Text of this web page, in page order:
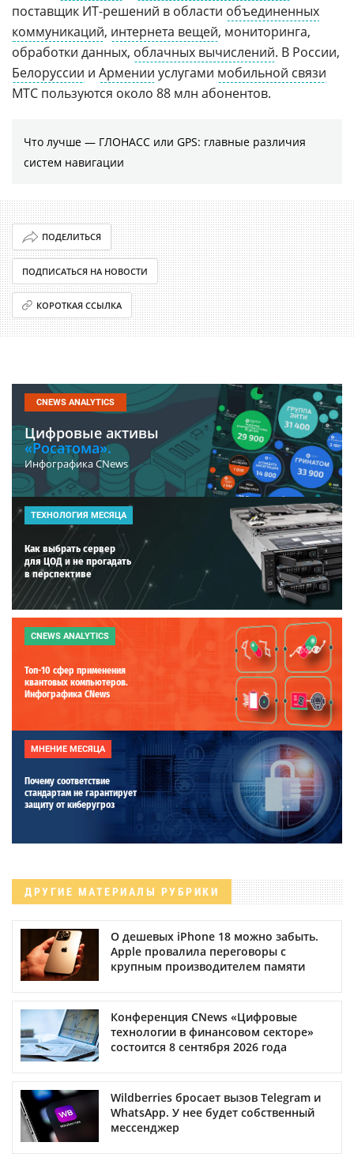
поставщик ИТ-решений в области объединенных
коммуникаций, интернета вещей, мониторинга,
обработки данных, облачных вычислений. В России,
Белоруссии и Армении услугами мобильной связи
МТС пользуются около 88 млн абонентов.
Что лучше — ГЛОНАСС или GPS: главные различия
систем навигации
ПОДЕЛИТЬСЯ
ПОДПИСАТЬСЯ НА НОВОСТИ
КОРОТКАЯ ССЫЛКА
CNEWS ANALYTICS
Цифровые активы
«Росатома».
Инфографика CNews
ТЕХНОЛОГИЯ МЕСЯЦА
Как выбрать сервер
для ЦОД и не прогадать
в перспективе
CNEWS ANALYTICS
Топ-10 сфер применения
квантовых компьютеров.
Инфографика CNews
МНЕНИЕ МЕСЯЦА
Почему соответствие
стандартам не гарантирует
защиту от киберугроз
ДРУГИЕ МАТЕРИАЛЫ РУБРИКИ
О дешевых iPhone 18 можно забыть.
Apple провалила переговоры с
крупным производителем памяти
Конференция CNews «Цифровые
технологии в финансовом секторе»
состоится 8 сентября 2026 года
Wildberries бросает вызов Telegram и
WhatsApp. У нее будет собственный
мессенджер